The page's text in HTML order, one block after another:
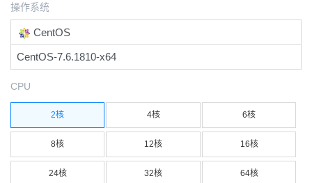
操作系统
CentOS
CentOS-7.6.1810-x64
CPU
2核 4核 6核
8核 12核 16核
24核 32核 64核